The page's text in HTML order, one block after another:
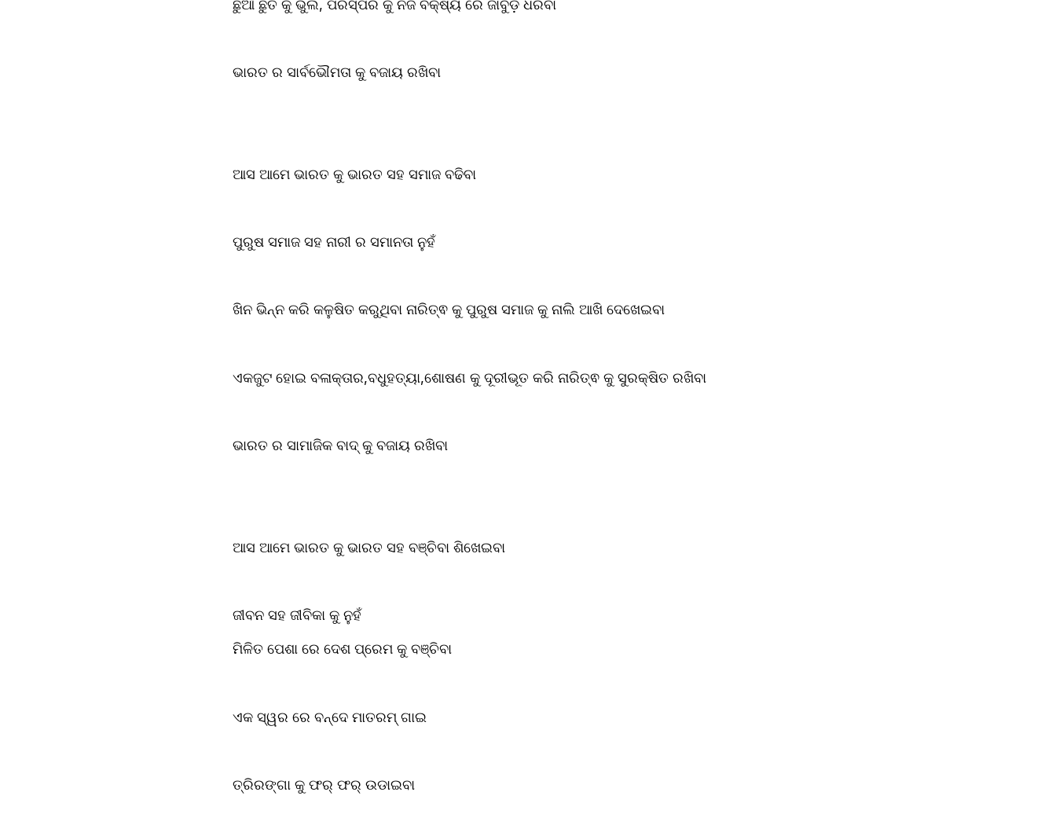
ଛୁଆଁ ଛୁତ କୁ ଭୁଲି, ପରସ୍ପର କୁ ନିଜ ବକ୍ଷ୍ୟ ରେ ଜାବୁଡ଼ି ଧରିବା
ଭାରତ ର ସାର୍ବଭୌମତା କୁ ବଜାୟ ରଖିବା
ଆସ ଆମେ ଭାରତ କୁ ଭାରତ ସହ ସମାଜ ବଢିବା
ପୁରୁଷ ସମାଜ ସହ ନାରୀ ର ସମାନତା ନୁହଁ
ଖିନ ଭିନ୍ନ କରି କଳୁଷିତ କରୁଥିବା ନାରିତ୍ଵ କୁ ପୁରୁଷ ସମାଜ କୁ ନାଲି ଆଖି ଦେଖେଇବା
ଏକଜୁଟ ହୋଇ ବଳାକ୍ତାର,ବଧୁହତ୍ୟା,ଶୋଷଣ କୁ ଦୂରୀଭୂତ କରି ନାରିତ୍ଵ କୁ ସୁରକ୍ଷିତ ରଖିବା
ଭାରତ ର ସାମାଜିକ ବାଦ୍ କୁ ବଜାୟ ରଖିବା
ଆସ ଆମେ ଭାରତ କୁ ଭାରତ ସହ ବଞ୍ଚିବା ଶିଖେଇବା
ଜୀବନ ସହ ଜୀବିକା କୁ ନୁହଁ
ମିଳିତ ପେଶା ରେ ଦେଶ ପ୍ରେମ କୁ ବଞ୍ଚିବା
ଏକ ସ୍ୱର ରେ ବନ୍ଦେ ମାତରମ୍ ଗାଇ
ତ୍ରିରଙ୍ଗା କୁ ଫର୍ ଫର୍ ଉଡାଇବା